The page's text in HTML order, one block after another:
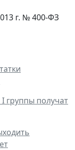
г. № 400-ФЗ
группы получат